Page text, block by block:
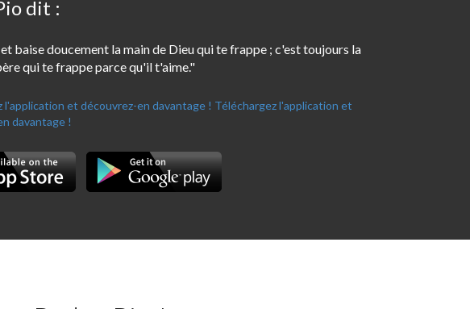
dit :
baise doucement la main de Dieu qui te frappe ; c'est toujours la
qui te frappe parce qu'il t'aime."
l'application et découvrez-en davantage ! Téléchargez l'application et
davantage !